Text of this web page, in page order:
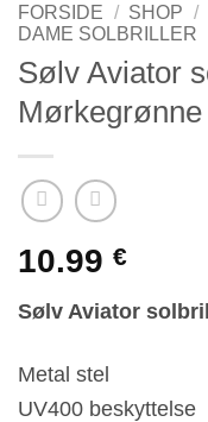
FORSIDE / SHOP /
DAME SOLBRILLER
Sølv Aviator
Mørkegrønne
10.99 €
Sølv Aviator
Metal stel
UV400 beskyttelse